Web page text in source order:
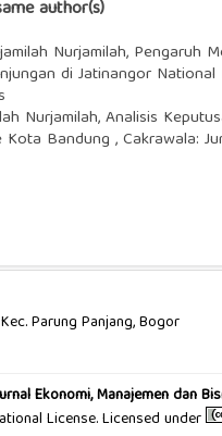
author(s)
Nurjamilah, Pengaruh
di Jatinangor National
Nurjamilah,Analisis
Kota Bandung ,Cakrawala:
Parung Panjang, Bogor
Ekonomi, Manajemen dan
License. Licensed under